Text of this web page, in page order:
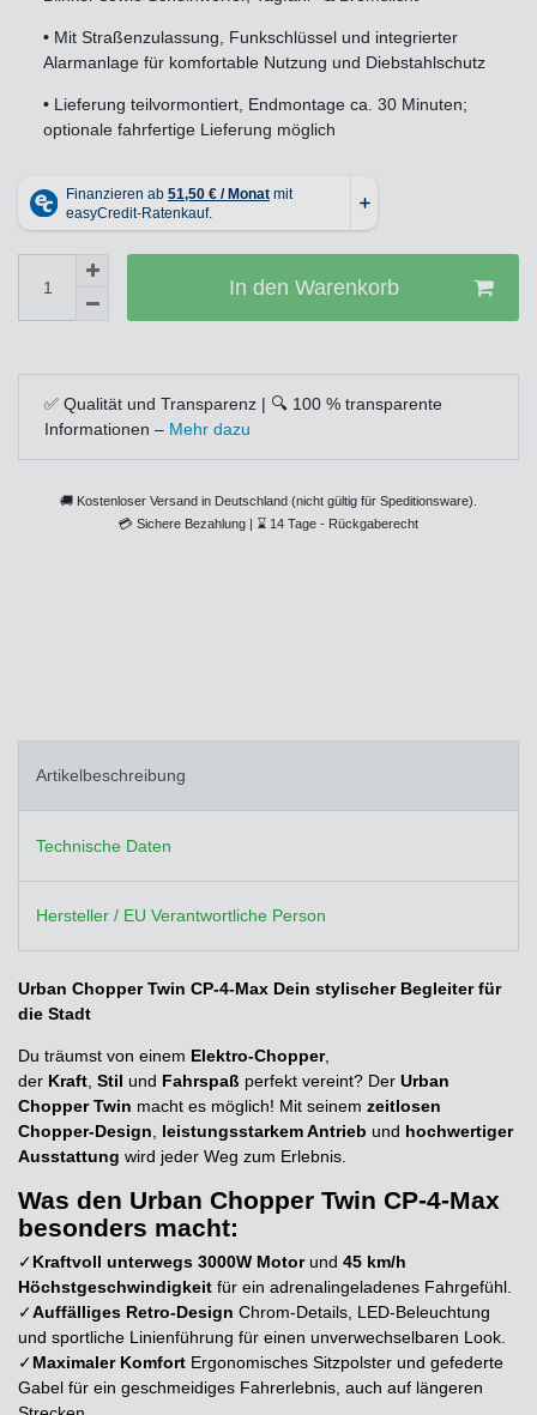
• Mit Straßenzulassung, Funkschlüssel und integrierter
Alarmanlage für komfortable Nutzung und Diebstahlschutz
• Lieferung teilvormontiert, Endmontage ca. 30 Minuten;
optionale fahrfertige Lieferung möglich
In den Warenkorb
✅ Qualität und Transparenz | 🔍 100 % transparente
Informationen – Mehr dazu
🚚 Kostenloser Versand in Deutschland (nicht gültig für Speditionsware).
💳 Sichere Bezahlung | ⌛ 14 Tage - Rückgaberecht
Artikelbeschreibung
Technische Daten
Hersteller / EU Verantwortliche Person
Urban Chopper Twin CP-4-Max Dein stylischer Begleiter für
die Stadt
Du träumst von einem Elektro-Chopper,
der Kraft Stil und Fahrspaß perfekt vereint? Der Urban
Chopper Twin macht es möglich! Mit seinem zeitlosen
Chopper-Design
leistungsstarkem Antrieb und hochwertiger
Ausstattung wird jeder Weg zum Erlebnis.
Was den Urban Chopper Twin CP-4-Max
besonders macht:
✓Kraftvoll unterwegs 3000W Motorund 45 km/h
Höchstgeschwindigkeit für ein adrenalingeladenes Fahrgefühl.
✓Auffälliges Retro-Design Chrom-Details, LED-Beleuchtung
und sportliche Linienführung für einen unverwechselbaren Look.
✓Maximaler Komfort Ergonomisches Sitzpolster und gefederte
Gabel für ein geschmeidiges Fahrerlebnis, auch auf längeren